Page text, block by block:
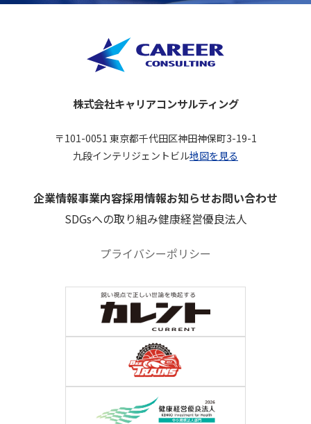
株式会社キャリアコンサルティング
〒101-0051 東京都千代田区神田神保町3-19-1
九段インテリジェントビル地図を見る
企業情報事業内容採用情報お知らせお問い合わせ
SDGsへの取り組み健康経営優良法人
プライバシーポリシー